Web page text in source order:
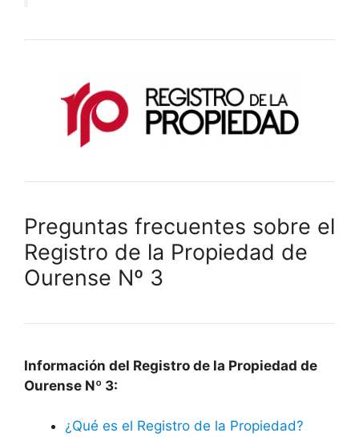
Preguntas frecuentes sobre el
Registro de la Propiedad de
Ourense Nº 3
Información del Registro de la Propiedad de
Ourense Nº 3:
¿Qué es el Registro de la Propiedad?